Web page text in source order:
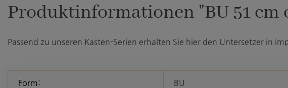
Produktinformationen "BU 51 cm
Passend zu unseren Kasten-Serien erhalten Sie hier den Untersetzer in
Form: BU